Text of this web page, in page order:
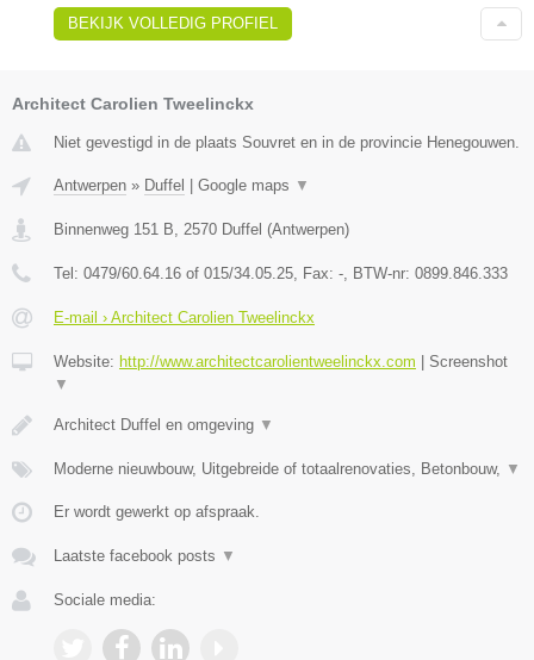
BEKIJK VOLLEDIG PROFIEL
Architect Carolien Tweelinckx
Niet gevestigd in de plaats Souvret en in de provincie Henegouwen.
Antwerpen » Duffel Google maps ▼
Binnenweg 151 B 2570 Duffel (Antwerpen)
Tel: 0479/60.64.16 of 015/34.05.25 , Fax: - , BTW-nr: 0899.846.333
E-mail › Architect Carolien Tweelinckx
Website: http://www.architectcarolientweelinckx.com
Screenshot
▼
Architect Duffel en omgeving ▼
Moderne nieuwbouw, Uitgebreide of totaalrenovaties, Betonbouw, ▼
Er wordt gewerkt op afspraak.
Laatste facebook posts ▼
Sociale media: